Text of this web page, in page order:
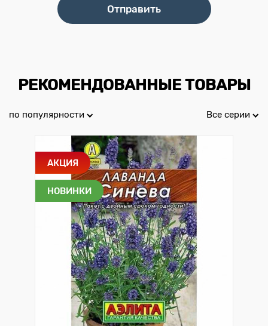
РЕКОМЕНДОВАННЫЕ ТОВАРЫ
по популярности Все серии
АКЦИЯ
НОВИНКИ